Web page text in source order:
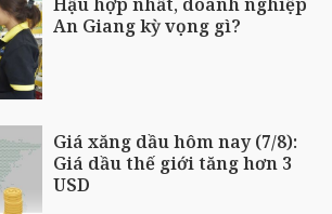
An Giang kỳ vọng gì?
Giá xăng dầu hôm nay (7/8):
Giá dầu thế giới tăng hơn 3
USD